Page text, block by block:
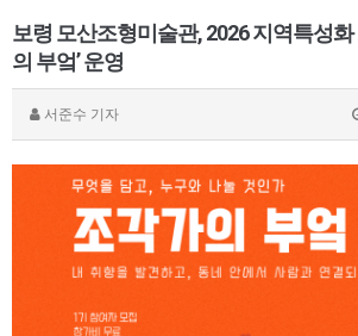
보령 모산조형미술관, 2026 지역특성화
의 부엌’ 운영
서준수 기자